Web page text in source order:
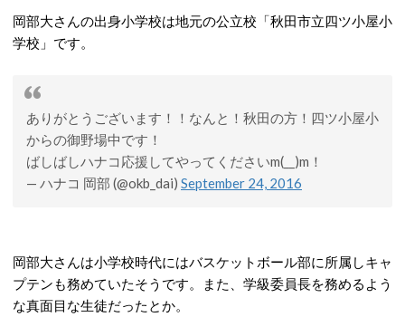
岡部大さんの出身小学校は地元の公立校「秋田市立四ツ小屋小
学校」です。
ありがとうございます！！なんと！秋田の方！四ツ小屋小
からの御野場中です！
ばしばしハナコ応援してやってくださいm(__)m！
— ハナコ 岡部 (@okb_dai) September 24, 2016
岡部大さんは小学校時代にはバスケットボール部に所属しキャ
プテンも務めていたそうです。また、学級委員長を務めるよう
な真面目な生徒だったとか。